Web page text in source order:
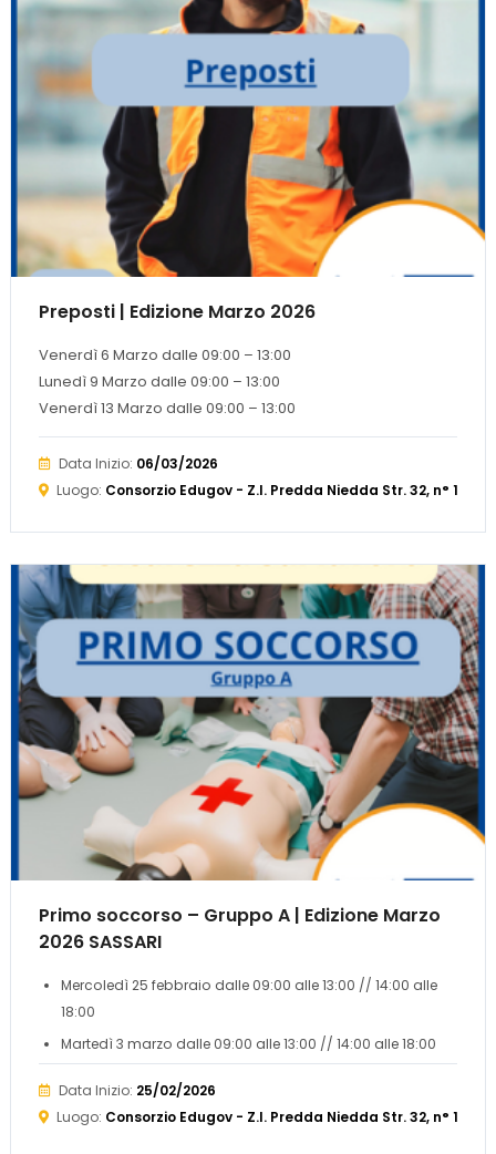
Preposti | Edizione Marzo 2026
Venerdì 6 Marzo dalle 09:00 – 13:00
Lunedì 9 Marzo dalle 09:00 – 13:00
Venerdì 13 Marzo dalle 09:00 – 13:00
Data Inizio: 06/03/2026
Luogo: Consorzio Edugov - Z.I. Predda Niedda Str. 32, n° 19 o
Primo soccorso – Gruppo A | Edizione Marzo
2026 SASSARI
Mercoledì 25 febbraio dalle 09:00 alle 13:00 // 14:00 alle
18:00
Martedì 3 marzo dalle 09:00 alle 13:00 // 14:00 alle 18:00
Data Inizio: 25/02/2026
Luogo: Consorzio Edugov - Z.I. Predda Niedda Str. 32, n° 19